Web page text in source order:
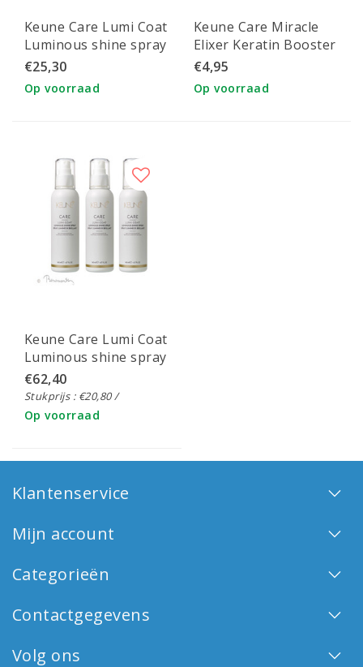
Keune Care Lumi Coat
Luminous shine spray
€25,30
Op voorraad
Keune Care Miracle
Elixer Keratin Booster
ampul 2ml
€4,95
Op voorraad
Keune Care Lumi Coat
Luminous shine spray
3x140ml
€62,40
Stukprijs : €20,80 /
Op voorraad
Klantenservice
Mijn account
Categorieën
Contactgegevens
Volg ons